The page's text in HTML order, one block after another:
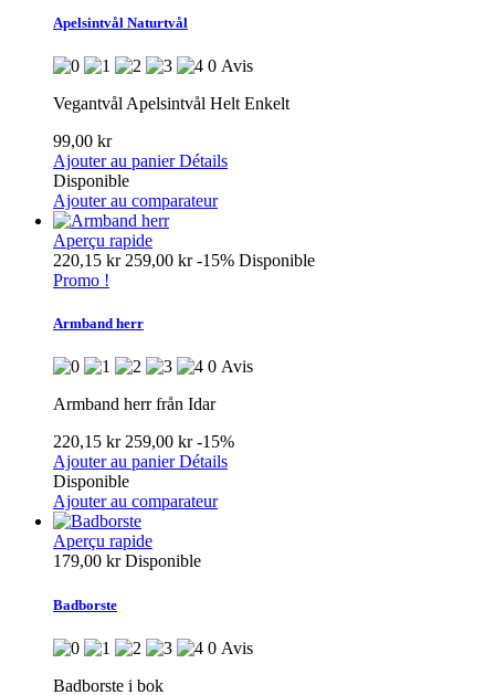
Apelsintvål Naturtvål
0 Avis
Vegantvål Apelsintvål Helt Enkelt
99,00 kr
Ajouter au panier Détails
Disponible
Ajouter au comparateur
Aperçu rapide
220,15 kr 259,00 kr-15% Disponible
Promo !
Armband herr
0 Avis
Armband herr från Idar
220,15 kr259,00 kr-15%
Ajouter au panier Détails
Disponible
Ajouter au comparateur
Aperçu rapide
179,00 krDisponible
Badborste
0 Avis
Badborste i bok